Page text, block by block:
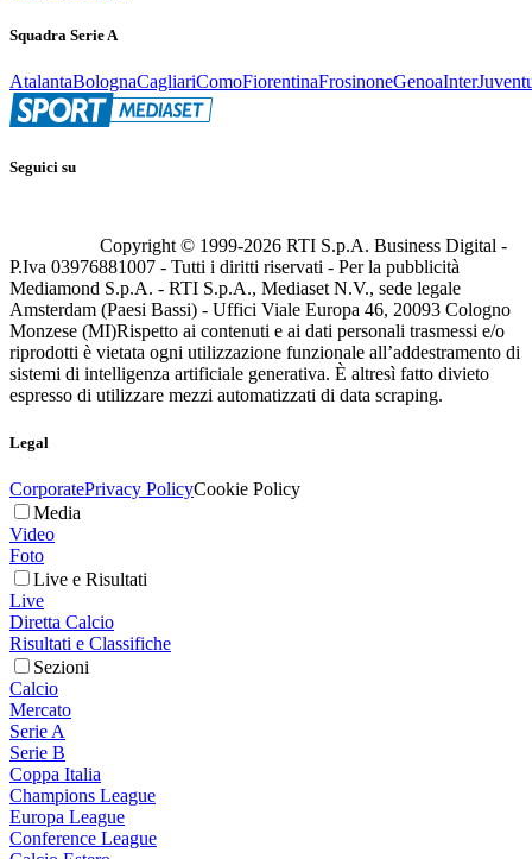
Squadra Serie A
AtalantaBolognaCagliariComoFiorentinaFrosinoneGenoaInter
Seguici su
Copyright © 1999-2026 RTI S.p.A. Business Digital -
P.Iva 03976881007 - Tutti i diritti riservati - Per la pubblicità
Mediamond S.p.A. - RTI S.p.A., Mediaset N.V., sede legale
Amsterdam (Paesi Bassi) - Uffici Viale Europa 46, 20093 Cologno
Monzese (MI)Rispetto ai contenuti e ai dati personali trasmessi e/o
riprodotti è vietata ogni utilizzazione funzionale all’addestramento di
sistemi di intelligenza artificiale generativa. È altresì fatto divieto
espresso di utilizzare mezzi automatizzati di data scraping.
Legal
CorporatePrivacy PolicyCookie Policy
Media
Video
Foto
Live e Risultati
Live
Diretta Calcio
Risultati e Classifiche
Sezioni
Calcio
Mercato
Serie A
Serie B
Coppa Italia
Champions League
Europa League
Conference League